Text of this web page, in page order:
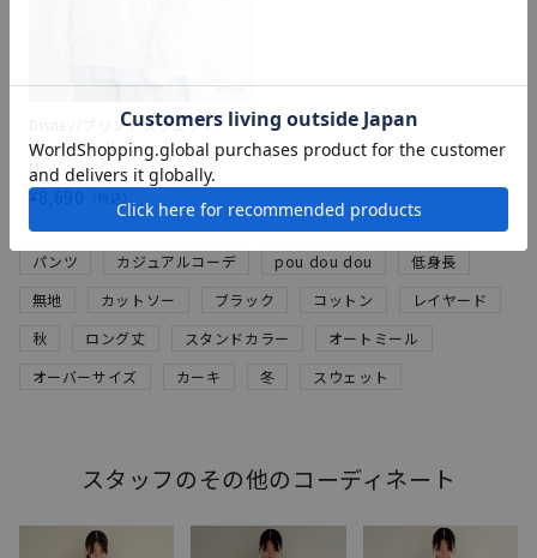
Disney/プリントスウェット
オートミール
M
¥
パンツ カジュアルコーデ pou dou dou
低身長
無地
カットソー ブラック コットン
レイヤード
秋
ロング丈 スタンドカラー
オートミール
オーバーサイズ
カーキ 冬 スウェット
スタッフのその他のコーディネート